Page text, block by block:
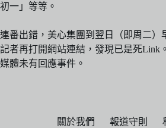
初一」等等。
連番出錯，美心集團到翌日（即周二）
記者再打開網站連結，發現已是死Link
媒體未有回應事件。
關於我們 報道守則